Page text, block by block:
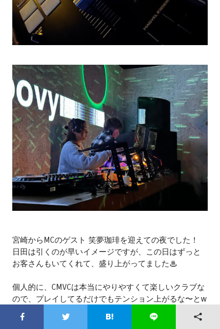
宮崎からMCのゲスト 笑夢珈琲を迎えての夜でした！
日田は引くのが早いイメージですが、この日はずっと
お客さんもいてくれて、盛り上がってました♨︎
個人的に、CMVCは本当にやりやすくて楽しいクラブな
ので、プレイしてるだけでもテンション上がるな〜とw
...ただ、冬の日田までの道のりは怖い... 雪積もってて寒